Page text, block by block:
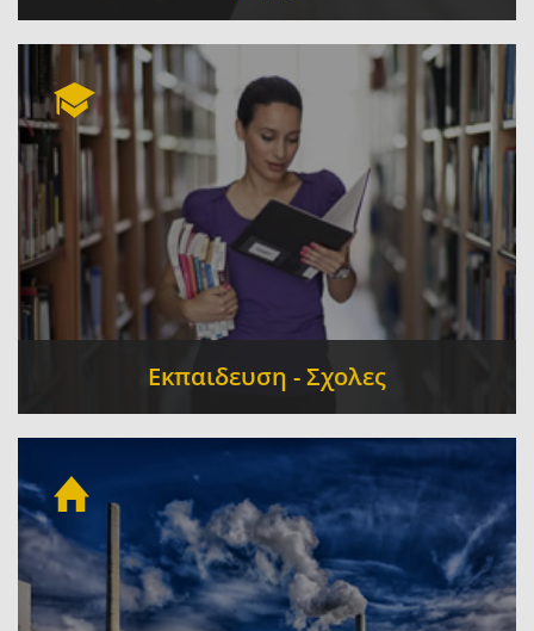
Κομμωτήρια - Κουρεία-Κέντρα Αισθητικής-
Μανικιούρ - Πεντικιούρ Καλλυντικά-
Αρωματοπωλείο
Εκπαιδευση - Σχολες
Κέντρα Ξένων Γλωσσών-Φροντιστήρια Μέσης
Παιδικοί
Ιδιωτικά Εκπαιδευτήρια